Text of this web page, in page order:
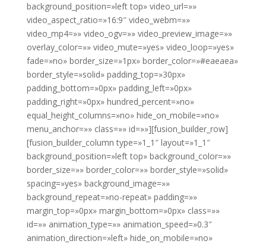
background_position=»left top» video_url=»»
video_aspect_ratio=»16:9″ video_webm=»»
video_mp4=»» video_ogv=»» video_preview_image=»»
overlay_color=»» video_mute=»yes» video_loop=»yes»
fade=»no» border_size=»1px» border_color=»#eaeaea»
border_style=»solid» padding_top=»30px»
padding_bottom=»0px» padding_left=»0px»
padding_right=»0px» hundred_percent=»no»
equal_height_columns=»no» hide_on_mobile=»no»
menu_anchor=»» class=»» id=»»][fusion_builder_row]
[fusion_builder_column type=»1_1″ layout=»1_1″
background_position=»left top» background_color=»»
border_size=»» border_color=»» border_style=»solid»
spacing=»yes» background_image=»»
background_repeat=»no-repeat» padding=»»
margin_top=»0px» margin_bottom=»0px» class=»»
id=»» animation_type=»» animation_speed=»0.3″
animation_direction=»left» hide_on_mobile=»no»